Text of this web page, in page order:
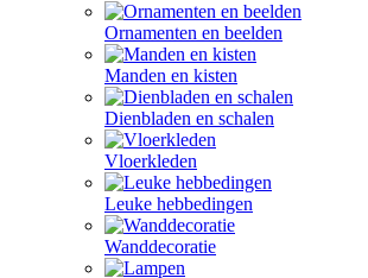
Ornamenten en beelden
Manden en kisten
Dienbladen en schalen
Vloerkleden
Leuke hebbedingen
Wanddecoratie